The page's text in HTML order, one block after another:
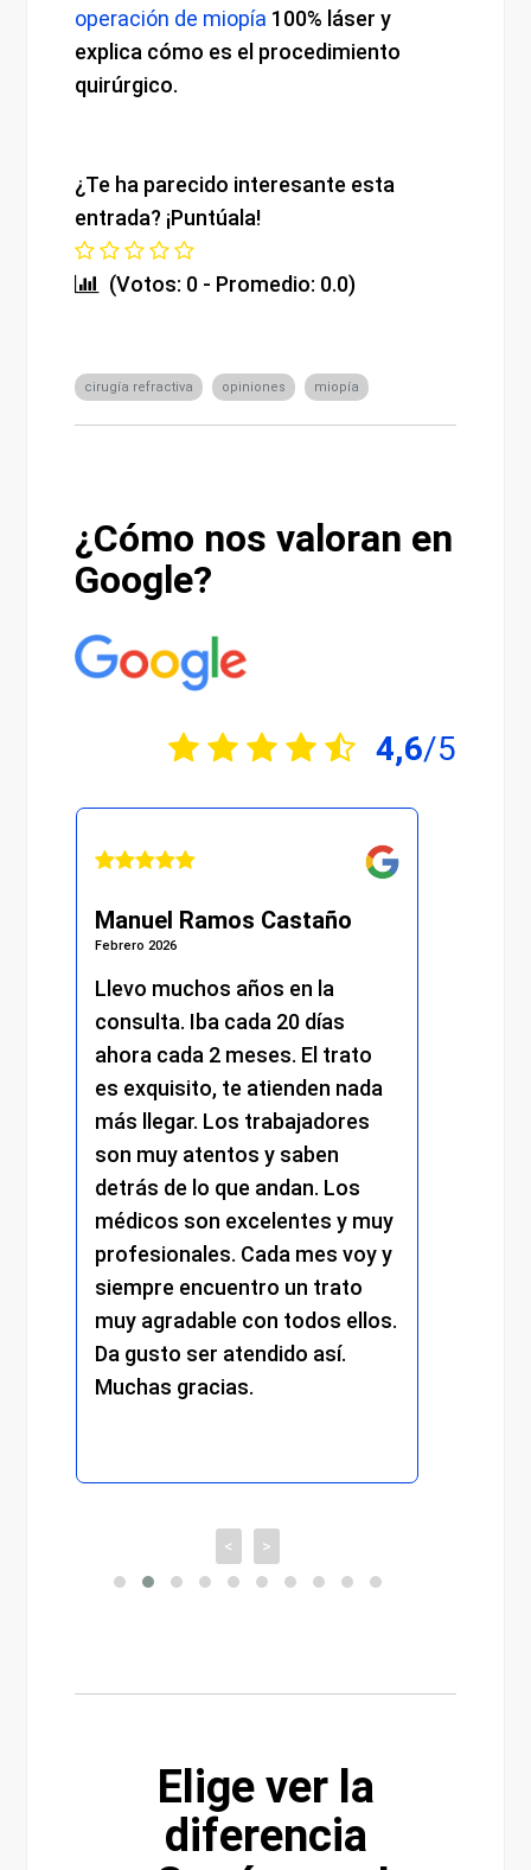
operación de miopía 100% láser y
explica cómo es el procedimiento
quirúrgico.
¿Te ha parecido interesante esta
entrada? ¡Puntúala!
(Votos: 0 - Promedio: 0.0)
cirugía refractiva opiniones miopía
¿Cómo nos valoran en
Google?
4,6/5
Manuel Ramos Castaño
Febrero 2026
Llevo muchos años en la
consulta. Iba cada 20 días
ahora cada 2 meses. El trato
es exquisito, te atienden nada
más llegar. Los trabajadores
son muy atentos y saben
detrás de lo que andan. Los
médicos son excelentes y muy
profesionales. Cada mes voy y
siempre encuentro un trato
muy agradable con todos ellos.
Da gusto ser atendido así.
Muchas gracias.
< >
Elige ver la
diferencia